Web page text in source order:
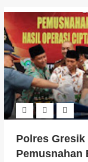
Polres
Pemusnahan